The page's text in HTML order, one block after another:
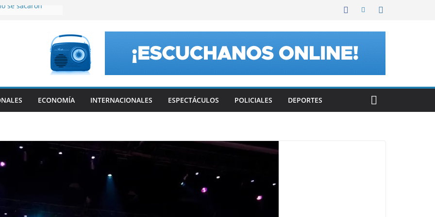
se sacaron
Cup con un
el silencio
con
ECONOMÍA INTERNACIONALES ESPECTÁCULOS POLICIALES DEPORTES